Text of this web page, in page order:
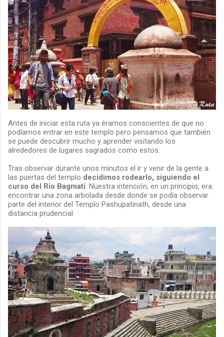
Antes de iniciar esta ruta ya éramos conscientes de que no
podíamos entrar en este templo pero pensamos que también
se puede descubrir mucho y aprender visitando los
alrededores de lugares sagrados como estos.
Tras observar durante unos minutos el ir y venir de la gente a
las puertas del templo decidimos rodearlo, siguiendo el
curso del Río Bagmati. Nuestra intención, en un principio, era
encontrar una zona arbolada desde donde se podía observar
parte del interior del Templo Pashupatinath, desde una
distancia prudencial.